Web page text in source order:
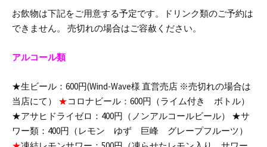
お飲物は下記をご用意する予定です。ドリンク類のご予約は
できません。
売切れの場合はご容赦ください。
アルコール類
★生ビール：600円(Wind-Wave様 直営売店 ※売切れの場合は
当店にて）
★コロナビール：600円（ライム付き ボトル）
★アサヒドライゼロ：400円（ノンアルコールビール）
★サ
ワー類：400円（レモン ゆず 巨峰 グレープフルーツ）